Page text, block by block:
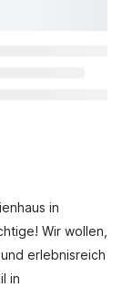
in
Wir wollen,
erlebnisreich
in